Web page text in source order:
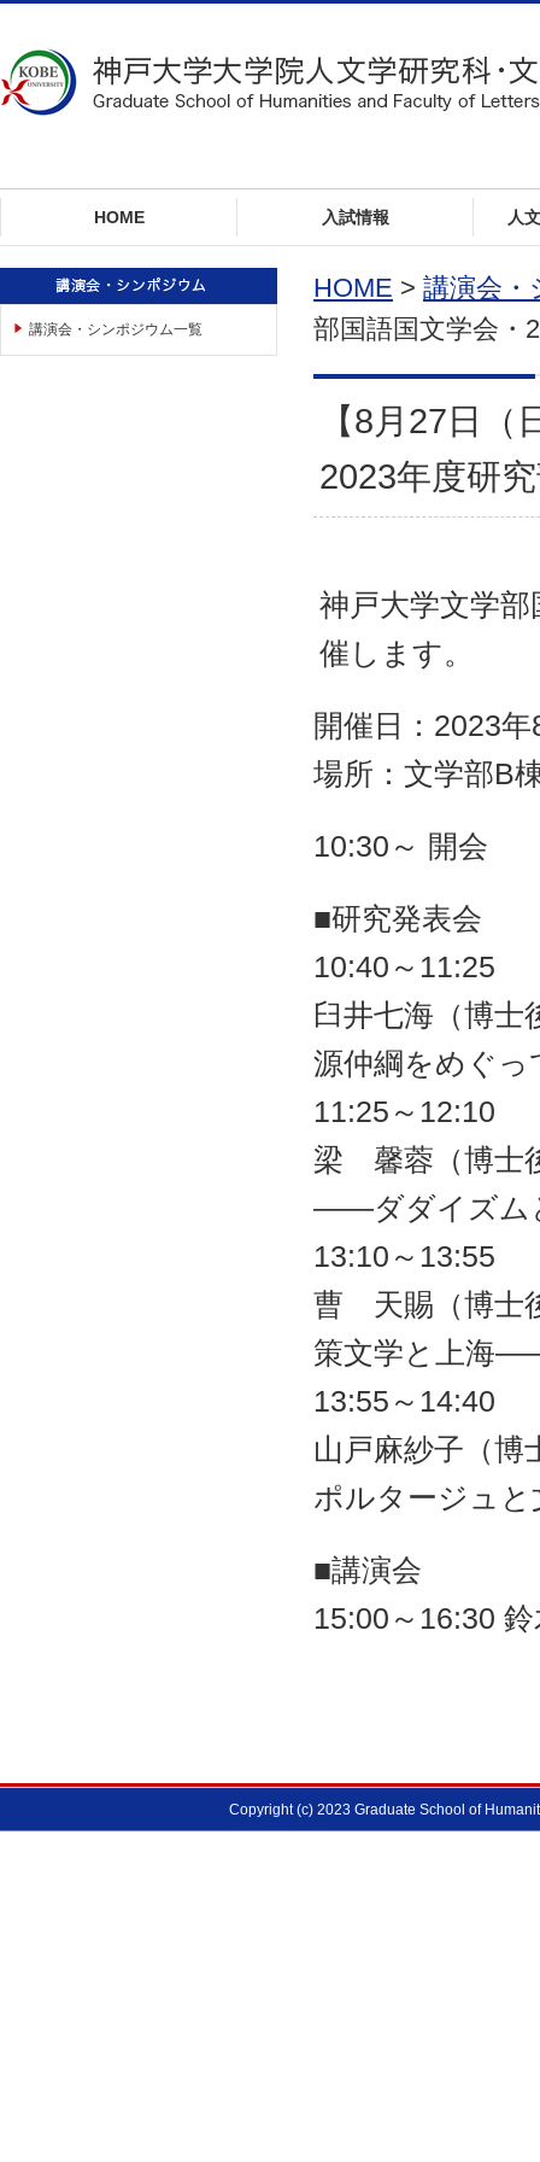
カ
ル
ー
ョ
へ
ジ
ャ
HOME 入試情報 人
講演会・シンポジウム一覧
HOME > 講演会・
部国語国文学会・
【8月27日
2023年度研
神戸大学文学
催します。
開催日：2023
場所：文学部B
10:30～ 開会
■研究発表会
10:40～11:25
臼井七海（博
源仲綱をめぐ
11:25～12:10
梁 馨蓉（博士
――ダダイズム
13:10～13:55
曹 天賜（博士
策文学と上海
13:55～14:40
山戸麻紗子（
ポルタージュ
■講演会
15:00～16:30
Copyright (c) 2023 Graduate School of